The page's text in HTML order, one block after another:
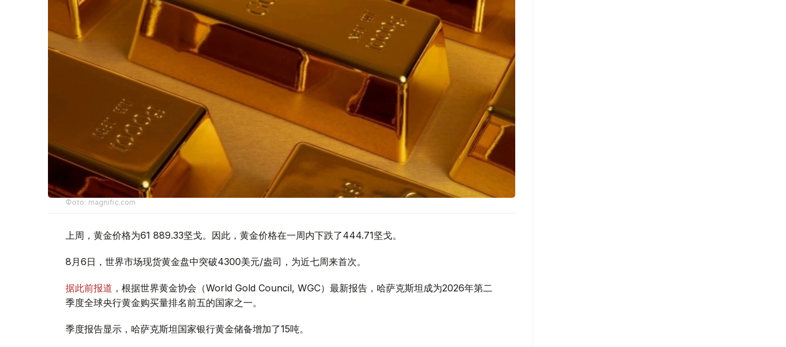
Фото: magnific.com
上周，黄金价格为61 889.33坚戈。因此，黄金价格在一周内下跌了444.71坚戈。
8月6日，世界市场现货黄金盘中突破4300美元/盎司，为近七周来首次。
据此前报道 ，根据世界黄金协会（World Gold Council, WGC）最新报告，哈萨克斯坦成为2026年第二
季度全球央行黄金购买量排名前五的国家之一。
季度报告显示，哈萨克斯坦国家银行黄金储备增加了15吨。